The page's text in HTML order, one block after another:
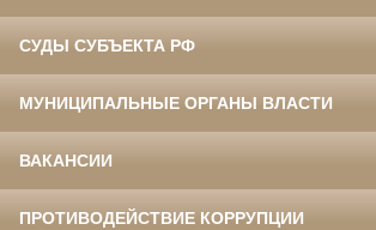
СУДЫ СУБЪЕКТА РФ
МУНИЦИПАЛЬНЫЕ ОРГАНЫ ВЛАСТИ
ВАКАНСИИ
ПРОТИВОДЕЙСТВИЕ КОРРУПЦИИ